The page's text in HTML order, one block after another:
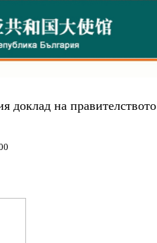
доклад на правителството